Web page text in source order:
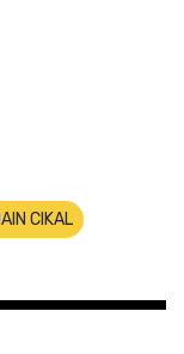
CIKAL